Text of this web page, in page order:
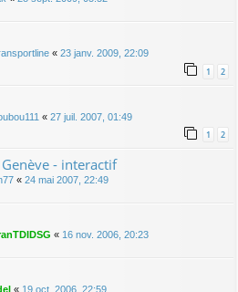
« 23 janv. 2009, 22:09
1 2
« 27 juil. 2007, 01:49
1 2
- interactif
« 24 mai 2007, 22:49
« 16 nov. 2006, 20:23
« 19 oct. 2006, 22:59